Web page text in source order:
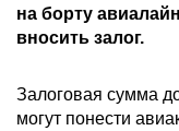
на борту
вносить залог.
Залоговая сумма
могут понести